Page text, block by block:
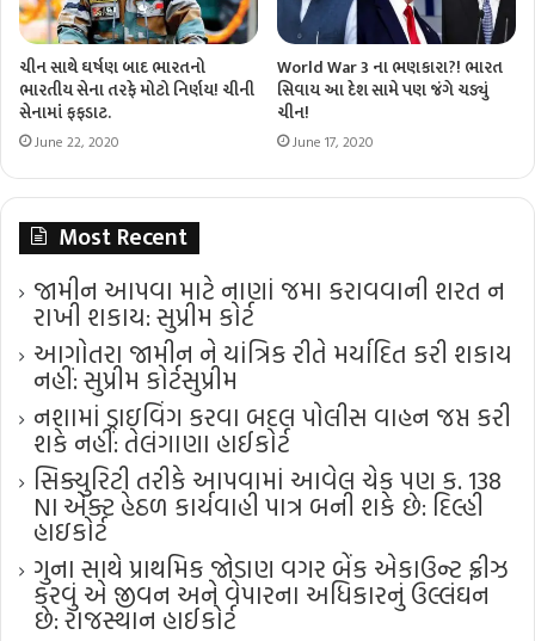
ચીન સાથે ઘર્ષણ બાદ ભારતનો
ભારતીય સેના તરફે મોટો નિર્ણય! ચીની
સેનામાં ફફડાટ.
June 22, 2020
World War 3 ના ભણકારા?! ભારત
સિવાય આ દેશ સામે પણ જંગે ચડ્યું
ચીન!
June 17, 2020
Most Recent
જામીન આપવા માટે નાણાં જમા કરાવવાની શરત ન
રાખી શકાય: સુપ્રીમ કોર્ટ
આગોતરા જામીન ને યાંત્રિક રીતે મર્યાદિત કરી શકાય
નહીં: સુપ્રીમ કોર્ટ​સુપ્રીમ
નશામાં ડ્રાઇવિંગ કરવા બદલ પોલીસ વાહન જપ્ત કરી
શકે નહીં: તેલંગાણા હાઈકોર્ટ
સિક્યુરિટી તરીકે આપવામાં આવેલ ચેક પણ ક. 138
NI એક્ટ હેઠળ કાર્યવાહી પાત્ર બની શકે છે: દિલ્હી
હાઇકોર્ટ
ગુના સાથે પ્રાથમિક જોડાણ વગર બેંક એકાઉન્ટ ફ્રીઝ
કરવું એ જીવન અને વેપારના અધિકારનું ઉલ્લંઘન
છે: રાજસ્થાન હાઈકોર્ટ